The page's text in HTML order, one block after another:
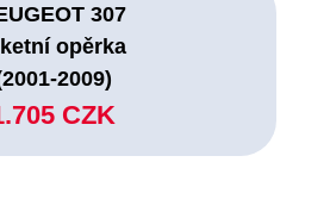
307
opěrka
2009)
CZK